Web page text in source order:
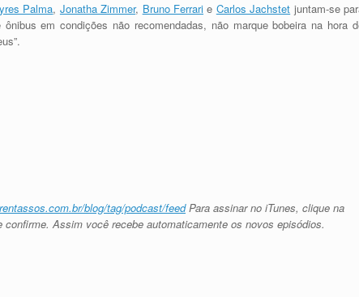
Palma, Jonatha Zimmer, Bruno Ferrari e Carlos Jachstet juntam-se
em condições não recomendadas, não marque bobeira na hora
blog/tag/podcast/feedPara assinar no iTunes, clique na
confirme. Assim você recebe automaticamente os novos episódios.